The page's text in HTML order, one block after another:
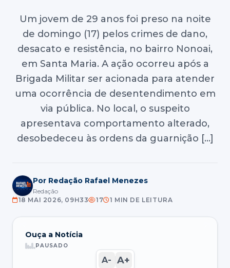
Um jovem de 29 anos foi preso na noite
de domingo (17) pelos crimes de dano,
desacato e resistência, no bairro Nonoai,
em Santa Maria. A ação ocorreu após a
Brigada Militar ser acionada para atender
uma ocorrência de desentendimento em
via pública. No local, o suspeito
apresentava comportamento alterado,
desobedeceu às ordens da guarnição […]
Por Redação Rafael Menezes
Redação
18 MAI 2026, 09H33
17 1 MIN DE LEITURA
Ouça a Notícia
PAUSADO
A- A+